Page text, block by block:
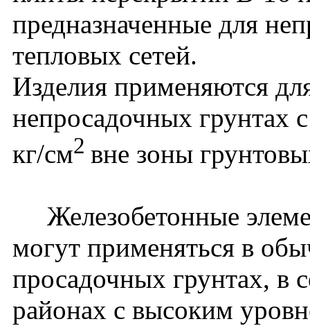
предназначенные для
тепловых сетей.
Изделия применяются
непросадочных грунтах
кг/см2 вне зоны
Железобетонные
могут применяться в
просадочных грунтах, в
районах с высоким